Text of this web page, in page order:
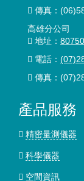
傳真：
高雄分公司
地址：
電話：
傳真：
產品服務
精密量測儀器
科學儀器
空間資訊